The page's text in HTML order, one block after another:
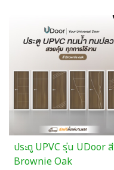
ประตู UPVC รุ่น UDoor สี
Brownie Oak